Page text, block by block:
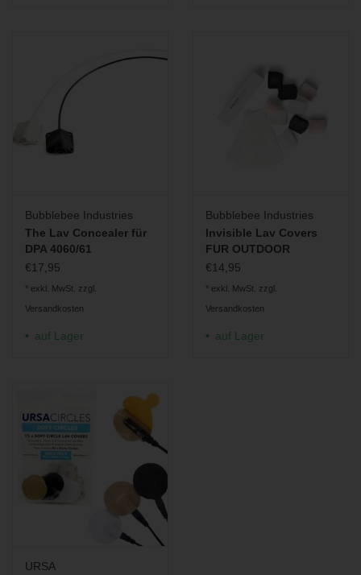
Bubblebee Industries
The Lav Concealer für
DPA 4060/61
€17,95
* exkl. MwSt. zzgl.
Versandkosten
auf Lager
Bubblebee Industries
Invisible Lav Covers
FUR OUTDOOR
€14,95
* exkl. MwSt. zzgl.
Versandkosten
auf Lager
URSA